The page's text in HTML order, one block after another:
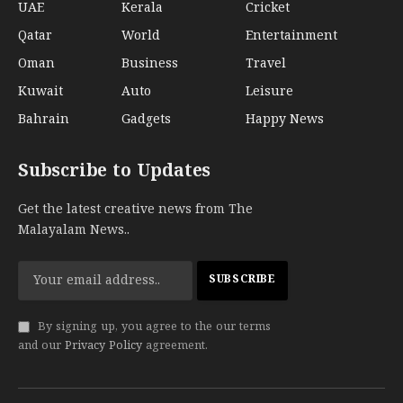
UAE
Qatar
Oman
Kuwait
Bahrain
Kerala
World
Business
Auto
Gadgets
Cricket
Entertainment
Travel
Leisure
Happy News
Subscribe to Updates
Get the latest creative news from The
Malayalam News..
By signing up, you agree to the our terms
and our Privacy Policy agreement.